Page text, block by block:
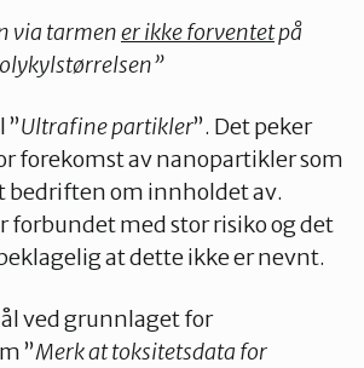
via tarmener ikke forventetpå
”Ultrafine partikler”. Det peker
forekomst av nanopartikler som
bedriften om innholdet av.
forbundet med stor risiko og det
at dette ikke er nevnt.
ved grunnlaget for
”Merk at toksitetsdata for